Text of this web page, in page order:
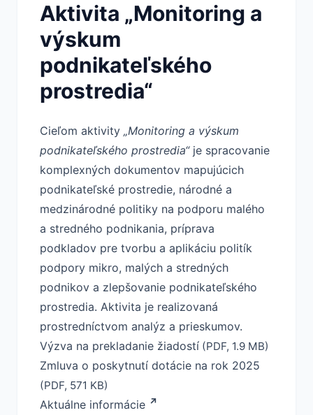
Aktivita „Monitoring a
výskum
podnikateľského
prostredia“
Cieľom aktivity „Monitoring a výskum
podnikateľského prostredia“je spracovanie
komplexných dokumentov mapujúcich
podnikateľské prostredie, národné a
medzinárodné politiky na podporu malého
a stredného podnikania, príprava
podkladov pre tvorbu a aplikáciu politík
podpory mikro, malých a stredných
podnikov a zlepšovanie podnikateľského
prostredia. Aktivita je realizovaná
prostredníctvom analýz a prieskumov.
Výzva na prekladanie žiadostí (PDF, 1.9 MB)
Zmluva o poskytnutí dotácie na rok 2025
(PDF, 571 KB)
Aktuálne informácie